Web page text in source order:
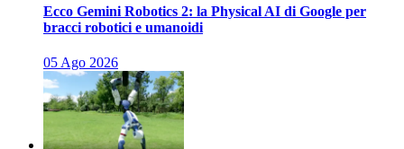
Ecco Gemini Robotics 2: la Physical AI di Google per
bracci robotici e umanoidi
05 Ago 2026